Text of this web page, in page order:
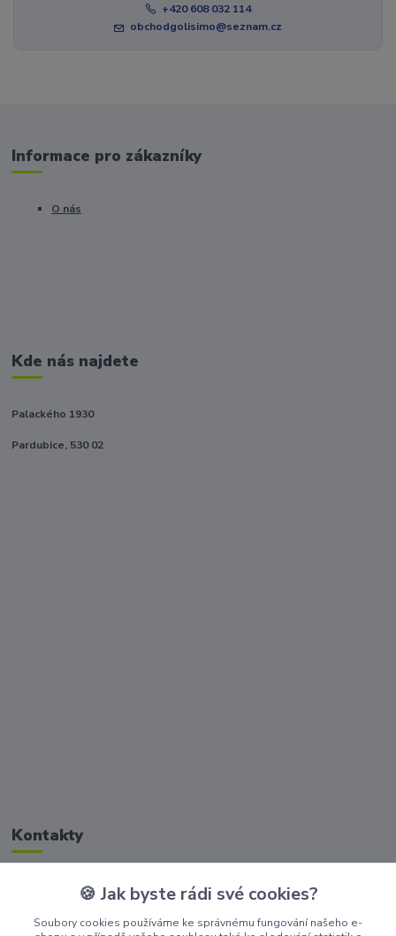
+420 608 032 114
obchodgolisimo@seznam.cz
Informace pro zákazníky
O nás
Kde nás najdete
Palackého 1930
Pardubice, 530 02
Kontakty
Zákaznická podpora Golisimo
🍪 Jak byste rádi své cookies?
Soubory cookies používáme ke správnému fungování našeho e-